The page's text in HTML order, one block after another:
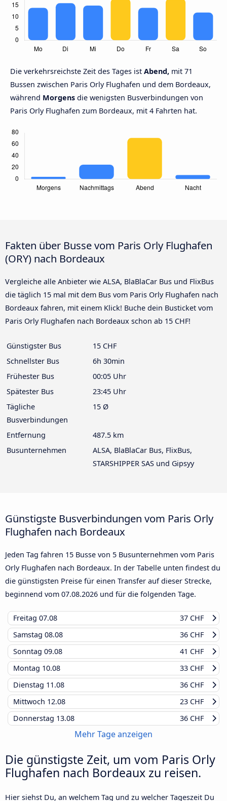
Die verkehrsreichste Zeit des Tages ist Abend, mit 71
Bussen zwischen Paris Orly Flughafen und dem Bordeaux,
während Morgens die wenigsten Busverbindungen von
Paris Orly Flughafen zum Bordeaux, mit 4 Fahrten hat.
Fakten über Busse vom Paris Orly Flughafen
(ORY) nach Bordeaux
Vergleiche alle Anbieter wie ALSA, BlaBlaCar Bus und FlixBus
die täglich 15 mal mit dem Bus vom Paris Orly Flughafen nach
Bordeaux fahren, mit einem Klick! Buche dein Busticket vom
Paris Orly Flughafen nach Bordeaux schon ab 15 CHF!
Günstigster Bus
15 CHF
Schnellster Bus
6h 30min
Frühester Bus
00:05 Uhr
Spätester Bus
23:45 Uhr
Tägliche
Busverbindungen
15 Ø
Entfernung
487.5 km
Busunternehmen
ALSA, BlaBlaCar Bus, FlixBus,
STARSHIPPER SAS und Gipsyy
Günstigste Busverbindungen vom Paris Orly
Flughafen nach Bordeaux
Jeden Tag fahren 15 Busse von 5 Busunternehmen vom Paris
Orly Flughafen nach Bordeaux. In der Tabelle unten findest du
die günstigsten Preise für einen Transfer auf dieser Strecke,
beginnend vom 07.08.2026 und für die folgenden Tage.
Freitag 07.08
37 CHF
Samstag 08.08
36 CHF
Sonntag 09.08
41 CHF
Montag 10.08
33 CHF
Dienstag 11.08
36 CHF
Mittwoch 12.08
23 CHF
Donnerstag 13.08 36 CHF
Mehr Tage anzeigen
Die günstigste Zeit, um vom Paris Orly
Flughafen nach Bordeaux zu reisen.
Hier siehst Du, an welchem Tag und zu welcher Tageszeit Du